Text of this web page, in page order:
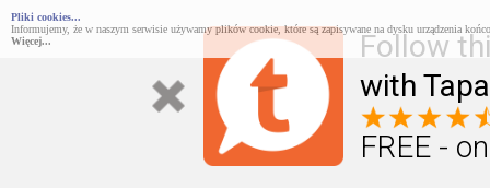
Follow
with
FREE -
Pliki cookies...
Informujemy, że w naszym serwisie używamy plików cookie, które są zapisywane na dysku urządzenia
Więcej...